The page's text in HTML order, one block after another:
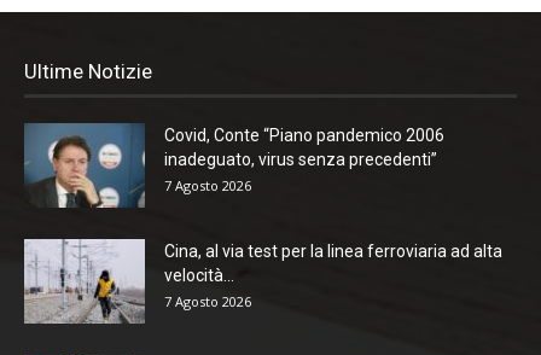
Ultime Notizie
Covid, Conte “Piano pandemico 2006
inadeguato, virus senza precedenti”
7 Agosto 2026
Cina, al via test per la linea ferroviaria ad alta
velocità...
7 Agosto 2026